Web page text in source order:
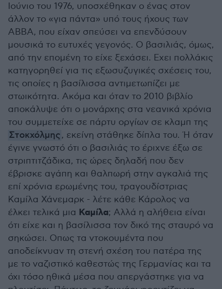
Ιούνιο του 1976, υποσχέθηκαν ο ένας στον
άλλον το «για πάντα» υπό τους ήχους των
ABBA, που είχαν σπεύσει να επενδύσουν
μουσικά το ευτυχές γεγονός. Ο βασιλιάς, όμως,
από την επομένη το είχε ξεχάσει. Εχει πολλάκις
κατηγορηθεί για τις εξωσυζυγικές σχέσεις του,
τις οποίες η βασίλισσα αντιμετωπίζει με
στωικότητα. Ακόμα και όταν το 2010 βιβλίο
αποκάλυψε ότι ο μονάρχης στα νεανικά χρόνια
του συμμετείχε σε πάρτυ οργίων σε κλαμπ της
Στοκχόλμης, εκείνη στάθηκε δίπλα του. Ή όταν
έγινε γνωστό ότι ο βασιλιάς το έριχνε έξω σε
στριπτιτζάδικα, τις ώρες δηλαδή που δεν
έβρισκε αγάπη και θαλπωρή στην αγκαλιά της
επί χρόνια ερωμένης του, τραγουδίστριας
Καμίλα Χάνεμαρκ - λέτε κάθε Κάρολος να
έλκει τελικά μια Καμίλα; Αλλά η αλήθεια είναι
ότι είχε και η βασίλισσα τον δικό της σταυρό να
σηκώσει. Οπως τα ντοκουμέντα που
αποδείκνυαν τη στενή σχέση του πατέρα της
με το ναζιστικό καθεστώς της Γερμανίας και τα
όχι τόσο ηθικά μέσα που απεργάστηκε για να